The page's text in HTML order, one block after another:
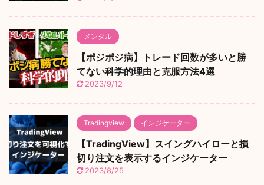
メンタル
【ポジポジ病】トレード回数が多いと勝
てない科学的理由と克服方法4選
2023/9/12
Tradingview インジケーター
【TradingView】スイングハイローと損
切り注文を表示するインジケーター
2023/8/25